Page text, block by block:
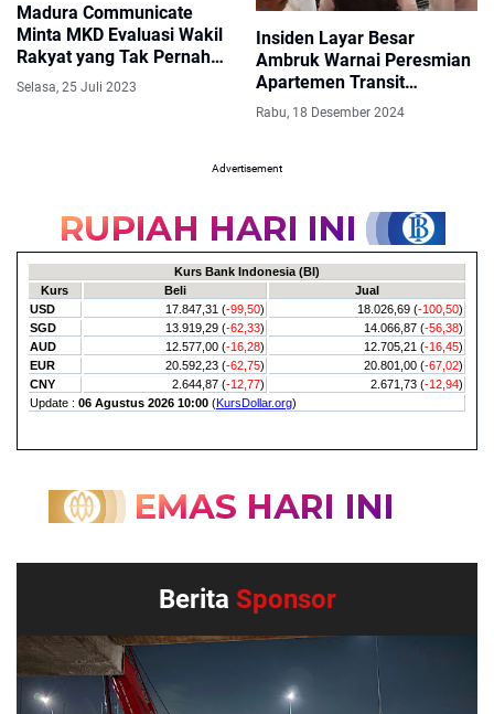
Madura Communicate
Minta MKD Evaluasi Wakil
Rakyat yang Tak Pernah
Turun ke Dapil
Selasa, 25 Juli 2023
Insiden Layar Besar
Ambruk Warnai Peresmian
Apartemen Transit
Rancaekek oleh AHY
Rabu, 18 Desember 2024
Advertisement
Berita Sponsor